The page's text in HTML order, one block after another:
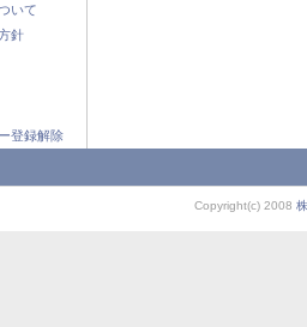
いて
針
登録解除
Copyright(c) 2008